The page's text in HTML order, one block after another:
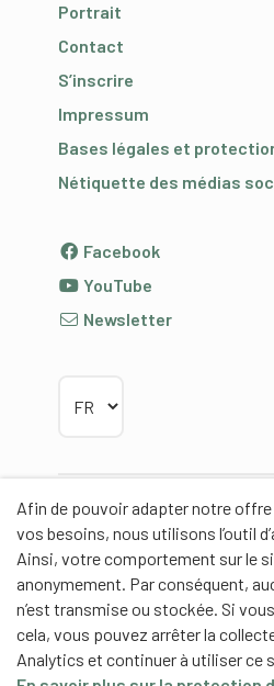
Afin de pouvoir adapter notre
vos besoins, nous utilisons l’outil
Ainsi, votre comportement sur le
anonymement. Par conséquent,
n’est transmise ou stockée. Si
cela, vous pouvez arrêter la
Analytics et continuer à utiliser ce
Portrait
Contact
S’inscrire
Impressum
Bases légales et
Nétiquette des médias
Facebook
YouTube
Newsletter
Partenaires
Partenaires de contenus